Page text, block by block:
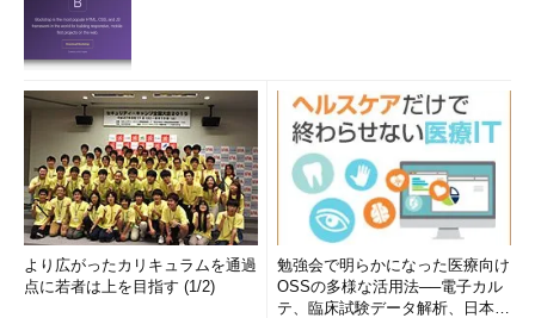
より広がったカリキュラムを通過
点に若者は上を目指す (1/2)
勉強会で明らかになった医療向け
OSSの多様な活用法──電子カル
テ、臨床試験データ解析、日本語